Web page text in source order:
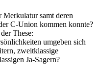
samt deren
C-Union kommen konnte?
These:
umgeben sich
zweitklassige
Ja-Sagern?